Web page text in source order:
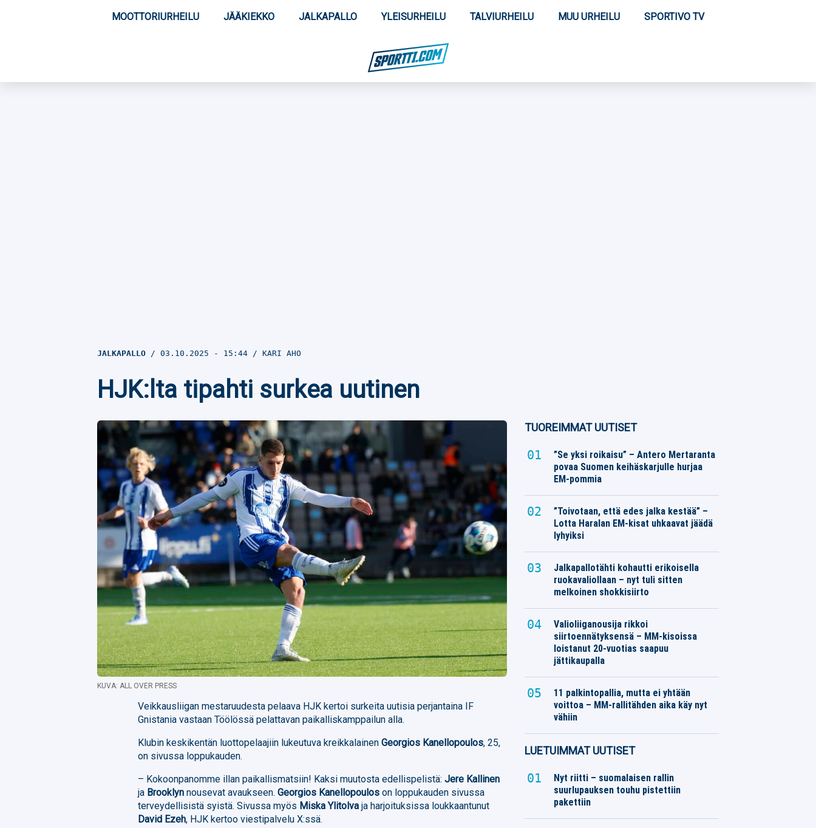
MOOTTORIURHEILU JÄÄKIEKKO JALKAPALLO YLEISURHEILU TALVIURHEILU MUU URHEILU SPORTIVO TV
JALKAPALLO 03.10.2025 - 15:44 KARI AHO
HJK:lta tipahti surkea uutinen
KUVA: ALL OVER PRESS
Veikkausliigan mestaruudesta pelaava HJK kertoi surkeita uutisia perjantaina IF
Gnistania vastaan Töölössä pelattavan paikalliskamppailun alla.
Klubin keskikentän luottopelaajiin lukeutuva kreikkalainenGeorgios Kanellopoulos, 25,
on sivussa loppukauden.
– Kokoonpanomme illan paikallismatsiin! Kaksi muutosta edellispelistä: Jere Kallinen
ja Brooklynnousevat avaukseen.Georgios Kanellopoulos on loppukauden sivussa
terveydellisistä syistä. Sivussa myös Miska Ylitolva ja harjoituksissa loukkaantunut
David Ezeh, HJK kertoo viestipalvelu X:ssä.
TUOREIMMAT UUTISET
”Se yksi roikaisu” – Antero Mertaranta
povaa Suomen keihäskarjulle hurjaa
EM-pommia
”Toivotaan, että edes jalka kestää” –
Lotta Haralan EM-kisat uhkaavat jäädä
lyhyiksi
Jalkapallotähti kohautti erikoisella
ruokavaliollaan – nyt tuli sitten
melkoinen shokkisiirto
Valioliiganousija rikkoi
siirtoennätyksensä – MM-kisoissa
loistanut 20-vuotias saapuu
jättikaupalla
11 palkintopallia, mutta ei yhtään
voittoa – MM-rallitähden aika käy nyt
vähiin
LUETUIMMAT UUTISET
Nyt riitti – suomalaisen rallin
suurlupauksen touhu pistettiin
pakettiin